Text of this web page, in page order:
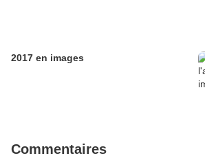
2017 en images
Commentaires